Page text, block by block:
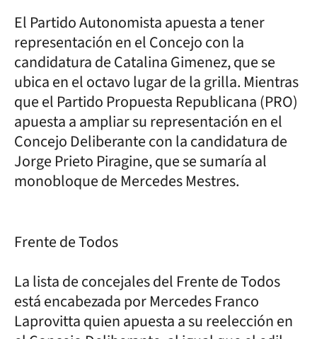
El Partido Autonomista apuesta a tener
representación en el Concejo con la
candidatura de Catalina Gimenez, que se
ubica en el octavo lugar de la grilla. Mientras
que el Partido Propuesta Republicana (PRO)
apuesta a ampliar su representación en el
Concejo Deliberante con la candidatura de
Jorge Prieto Piragine, que se sumaría al
monobloque de Mercedes Mestres.
Frente de Todos
La lista de concejales del Frente de Todos
está encabezada por Mercedes Franco
Laprovitta quien apuesta a su reelección en